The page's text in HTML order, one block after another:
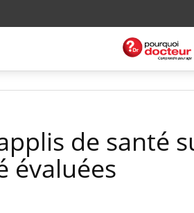
de santé
évaluées